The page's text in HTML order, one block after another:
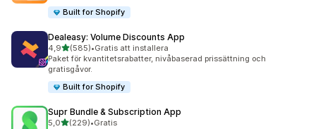
Built for Shopify
Dealeasy: Volume Discounts App
4,9av 5 stjärnor
(585)
585 recensioner totalt
•Gratis att installera
Paket för kvantitetsrabatter, nivåbaserad prissättning och
gratisgåvor.
Built for Shopify
Supr Bundle & Subscription App
5,0av 5 stjärnor
(229)
229 recensioner totalt
•Gratis